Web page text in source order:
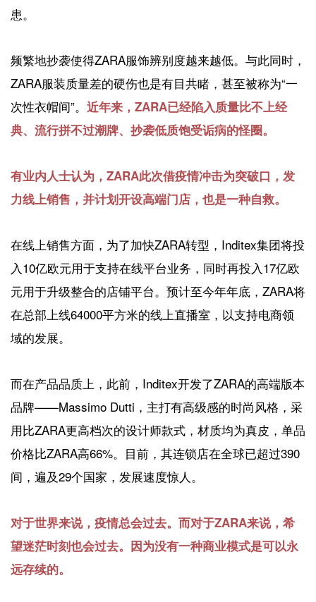
患。
频繁地抄袭使得ZARA服饰辨别度越来越低。与此同时，
ZARA服装质量差的硬伤也是有目共睹，甚至被称为“一
次性衣帽间”。 近年来，ZARA已经陷入质量比不上经
典、流行拼不过潮牌、抄袭低质饱受诟病的怪圈。
有业内人士认为，ZARA此次借疫情冲击为突破口，发
力线上销售，并计划开设高端门店，也是一种自救。
在线上销售方面，为了加快ZARA转型，Inditex集团将投
入10亿欧元用于支持在线平台业务，同时再投入17亿欧
元用于升级整合的店铺平台。预计至今年年底，ZARA将
在总部上线64000平方米的线上直播室，以支持电商领
域的发展。
而在产品品质上，此前，Inditex开发了ZARA的高端版本
品牌——Massimo Dutti，主打有高级感的时尚风格，采
用比ZARA更高档次的设计师款式，材质均为真皮，单品
价格比ZARA高66%。目前，其连锁店在全球已超过390
间，遍及29个国家，发展速度惊人。
对于世界来说，疫情总会过去。而对于ZARA来说，希
望迷茫时刻也会过去。因为没有一种商业模式是可以永
远存续的。